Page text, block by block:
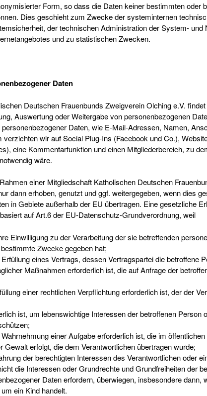
Form, so dass die Daten keiner bestimmten oder
Dies geschieht zum Zwecke der systeminternen
der technischen Administration der System- und
und zu statistischen Zwecken.
Daten
Deutschen Frauenbunds Zweigverein Olching e.V.
Auswertung oder Weitergabe von personenbezogenen
Daten, wie E-Mail-Adressen, Namen,
verzichten wir auf Social Plug-Ins (Facebook und Co.),
eine Kommentarfunktion und einen Mitgliederbereich, zu
wäre.
einer Mitgliedschaft Katholischen Deutschen
dann erhoben, genutzt und ggf. weitergegeben, wenn dies
in Gebiete außerhalb der EU übertragen. Eine gesetzliche
auf Art.6 der EU-Datenschutz-Grundverordnung, weil
Einwilligung zu der Verarbeitung der sie betreffenden
Zwecke gegeben hat;
eines Vertrags, dessen Vertragspartei die betroffene
Maßnahmen erforderlich ist, die auf Anfrage der
einer rechtlichen Verpflichtung erforderlich ist, der der
ist, um lebenswichtige Interessen der betroffenen Person
einer Aufgabe erforderlich ist, die im
Gewalt erfolgt, die dem Verantwortlichen übertragen wurde;
der berechtigten Interessen des Verantwortlichen oder
die Interessen oder Grundrechte und Grundfreiheiten der
Daten erfordern, überwiegen, insbesondere dann,
ein Kind handelt.